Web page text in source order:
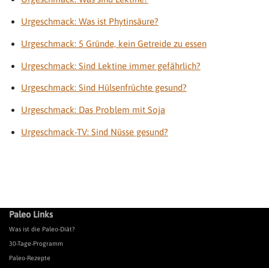
Urgeschmack: Was ist Phytinsäure?
Urgeschmack: 5 Gründe, kein Getreide zu essen
Urgeschmack: Sind Lektine immer gefährlich?
Urgeschmack: Sind Hülsenfrüchte gesund?
Urgeschmack: Das Problem mit Soja
Urgeschmack-TV: Sind Nüsse gesund?
Paleo Links
Was ist die Paleo-Diät?
30-Tage-Programm
Paleo-Rezepte